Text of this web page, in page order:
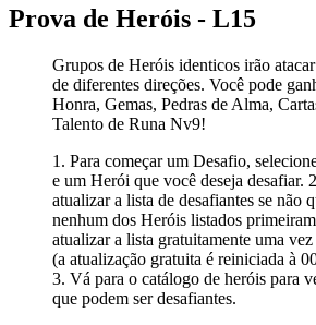
Prova de Heróis - L15
Grupos de Heróis identicos irão
de diferentes direções. Você pode
Honra, Gemas, Pedras de Alma,
Talento de Runa Nv9!
1. Para começar um Desafio,
e um Herói que você deseja desafiar.
atualizar a lista de desafiantes se não
nenhum dos Heróis listados
atualizar a lista gratuitamente uma
(a atualização gratuita é reiniciada à
3. Vá para o catálogo de heróis para
que podem ser desafiantes.